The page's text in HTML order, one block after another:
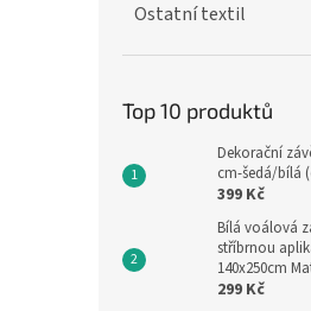
Ostatní textil
Top 10 produktů
Dekorační
cm-šedá/bílá
399 Kč
Bílá voálová
stříbrnou
140x250cm
299 Kč